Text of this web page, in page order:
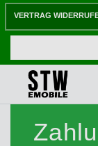
VERTRAG